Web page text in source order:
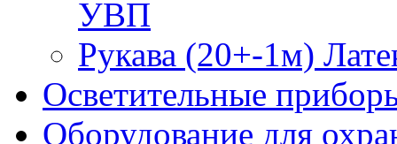
УВП
Рукава (20+-1м)
Осветительные
Оборудование для